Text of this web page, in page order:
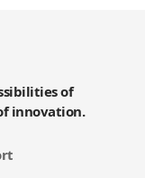
of
innovation.